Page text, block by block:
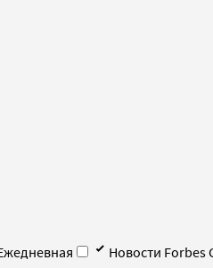
Новости Forbes